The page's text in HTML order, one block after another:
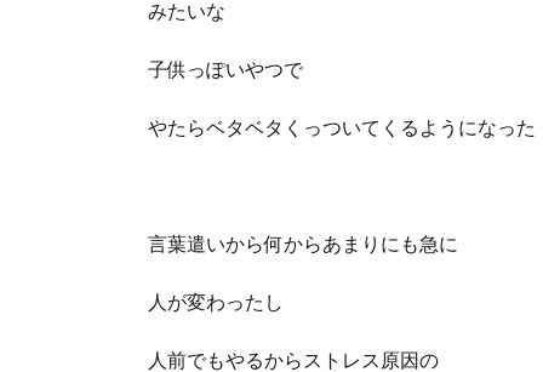
みたいな
子供っぽいやつで
やたらベタベタくっついてくるようになった
言葉遣いから何からあまりにも急に
人が変わったし
人前でもやるからストレス原因の